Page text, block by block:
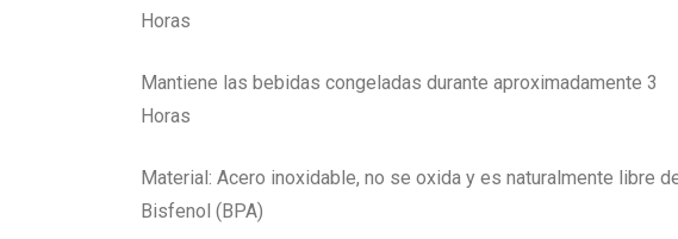
Horas
Mantiene las bebidas congeladas durante aproximadamente 3
Horas
Material: Acero inoxidable, no se oxida y es naturalmente libre
Bisfenol (BPA)